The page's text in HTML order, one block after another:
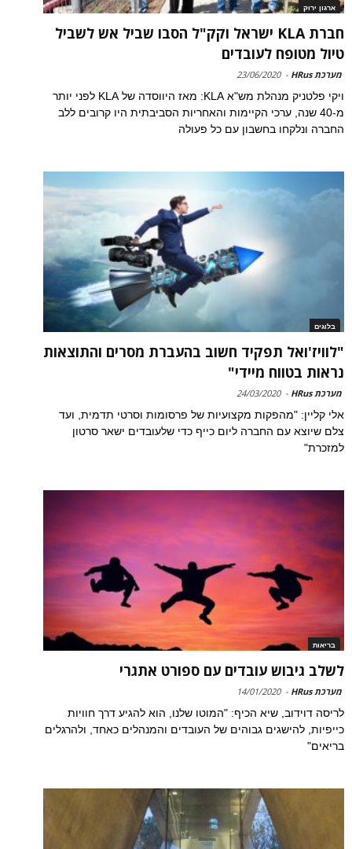
ארגון ירוק
חברת KLA ישראל וקק"ל הסבו שביל אש לשביל
טיול מטופח לעובדים
מערכת HRus -
23/06/2020
ויקי פלטניק מנהלת מש"א KLA: מאז היווסדה של KLA לפני יותר
מ-40 שנה, ערכי הקיימות והאחריות הסביבתית היו קרובים ללב
החברה ונלקחו בחשבון עם כל פעולה
בלוגים
"לוויז'ואל תפקיד חשוב בהעברת מסרים והתוצאות
נראות בטווח מיידי"
מערכת HRus -
24/03/2020
אלי קליין: "מהפקות מקצועיות של פרסומות וסרטי תדמית, ועד
צלם שיוצא עם החברה ליום כייף כדי שלעובדים ישאר סרטון
למזכרת"
בריאות
לשלב גיבוש עובדים עם ספורט אתגרי
מערכת HRus -
14/01/2020
לריסה דוידוב, שיא הכיף: "המוטו שלנו, הוא להגיע דרך חוויות
כייפיות, להישגים גבוהים של העובדים והמנהלים כאחד, ולהרגלים
בריאים"